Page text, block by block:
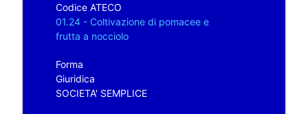
Codice ATECO
01.24 - Coltivazione di pomacee e
frutta a nocciolo
Forma
Giuridica
SOCIETA' SEMPLICE